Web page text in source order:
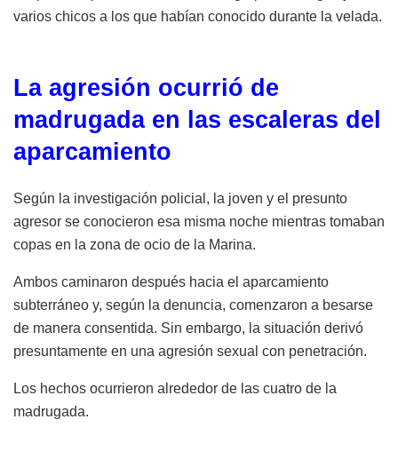
varios chicos a los que habían conocido durante la velada.
La agresión ocurrió de
madrugada en las escaleras del
aparcamiento
Según la investigación policial, la joven y el presunto
agresor se conocieron esa misma noche mientras tomaban
copas en la zona de ocio de la Marina.
Ambos caminaron después hacia el aparcamiento
subterráneo y, según la denuncia, comenzaron a besarse
de manera consentida. Sin embargo, la situación derivó
presuntamente en una agresión sexual con penetración.
Los hechos ocurrieron alrededor de las cuatro de la
madrugada.